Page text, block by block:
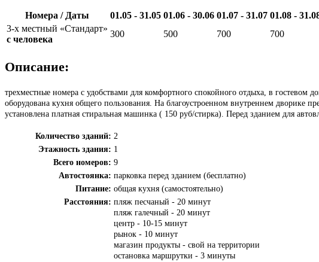
Номера / Даты 01.05 - 31.05 01.06 - 30.06 01.07 - 31.07 01.08 -
3-х местный «Стандарт»
с человека
300 500 700 700
Описание:
трехместные номера с удобствами для комфортного спокойного отдыха, в
оборудована кухня общего пользования. На благоустроенном внутреннем дворике
установлена платная стиральная машинка ( 150 руб/стирка). Перед зданием для
Количество зданий: 2
Этажность здания: 1
Всего номеров: 9
Автостоянка: парковка перед зданием (бесплатно)
Питание: общая кухня (самостоятельно)
Расстояния: пляж песчаный - 20 минут
пляж галечный - 20 минут
центр - 10-15 минут
рынок - 10 минут
магазин продукты - свой на территории
остановка маршрутки - 3 минуты